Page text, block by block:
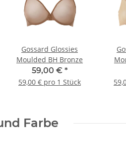
Gossard Glossies
Moulded BH Bronze
59,00 € *
59,00 € pro 1 Stück
Farbe